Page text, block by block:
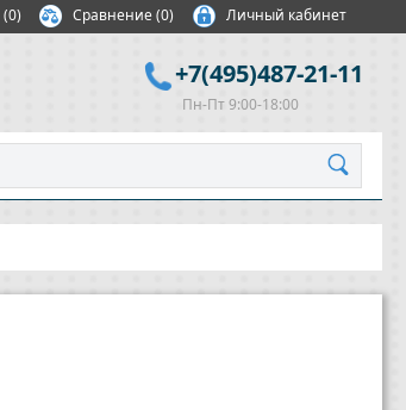
(0) Сравнение(0) Личный кабинет
+7(495)487-21-11
Пн-Пт 9:00-18:00